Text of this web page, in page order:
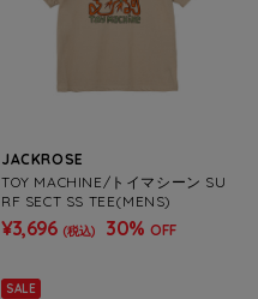
JACKROSE
TOY MACHINE/トイマシーン SU
RF SECT SS TEE(MENS)
¥3,696 (税込) 30% OFF
SALE